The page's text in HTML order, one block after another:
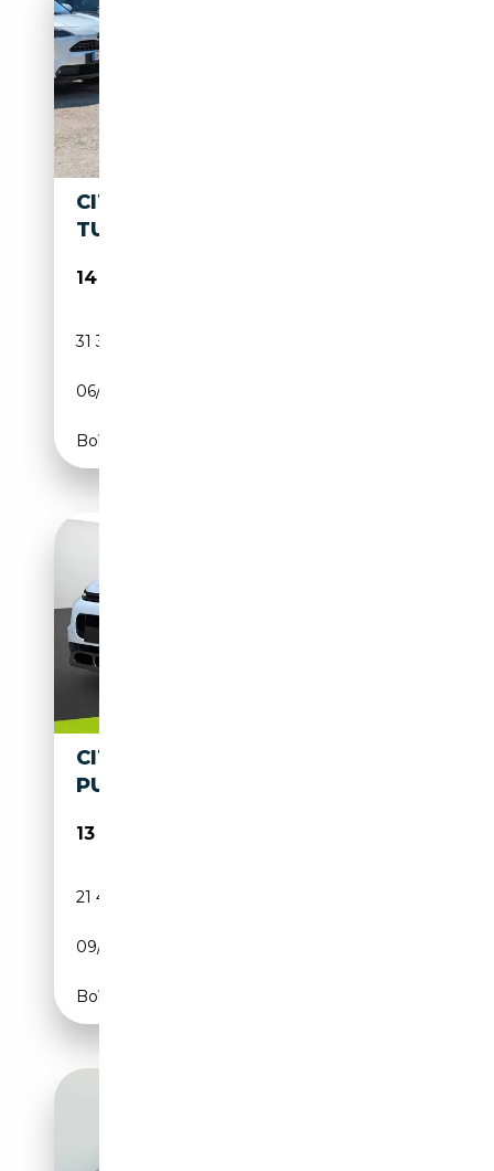
CITROEN C3 AIRCROSS
TURBO PLUS 100CV 6V
14 400€
31 303 km
06/2025
Boîte manuelle
CITROEN C3 AIRCROSS
PURETECH 110 SHINE
13 138€
21 495 km
09/2021
Boîte manuelle